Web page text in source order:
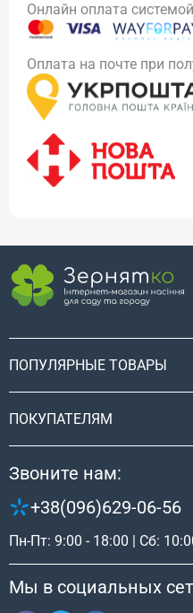
Онлайн оплата системой
Оплата на почте при
ПОПУЛЯРНЫЕ ТОВАРЫ
ПОКУПАТЕЛЯМ
Звоните нам:
+38(096)629-06-56
Пн-Пт: 9:00 - 18:00 | Сб:
Мы в социальных